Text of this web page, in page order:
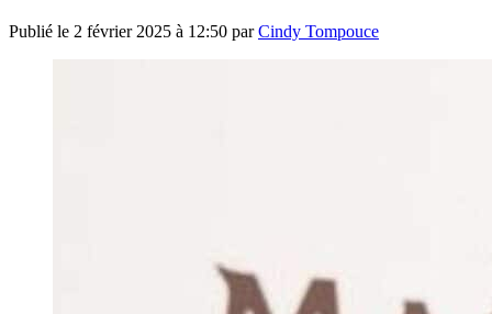
Publié le 2 février 2025 à 12:50 parCindy Tompouce